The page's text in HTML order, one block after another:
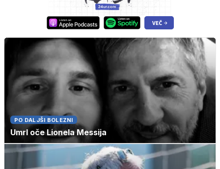
PO DALJŠI BOLEZNI
Umrl oče Lionela Messija